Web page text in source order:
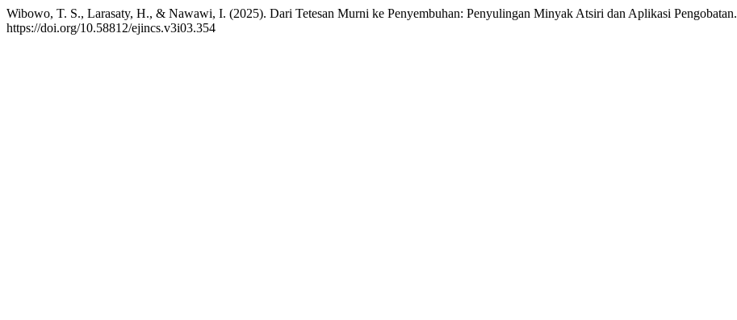
Wibowo, T. S., Larasaty, H., & Nawawi, I. (2025). Dari Tetesan Murni ke Penyembuhan: Penyulingan Minyak Atsiri dan Aplikasi Pengobatan.
https://doi.org/10.58812/ejincs.v3i03.354